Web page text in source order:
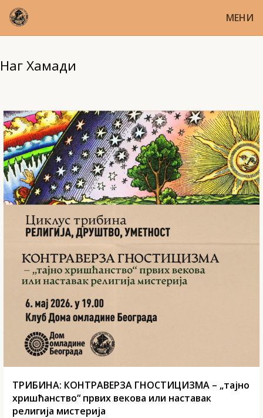
МЕНИ
Наг Хамади
ТРИБИНА: КОНТРАВЕРЗА ГНОСТИЦИЗМА – „тајно
хришћанство“ првих векова или наставак
религија мистерија